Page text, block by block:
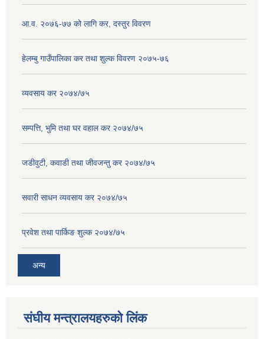
आ.व. २०७६-७७ को लागि कर, दस्तुर विवरण
हेलम्बु गाउँपालिका कर तथा शुल्क विवरण २०७५-७६
व्यवसाय कर २०७४/७५
सम्पत्ति, भुमि तथा घर वहाल कर २०७४/७५
जडीवुटी, कवाडी तथा जीवजन्तु कर २०७४/७५
सवारी साधन व्यवसाय कर २०७४/७५
प्रवेश तथा पार्किङ शुल्क २०७४/७५
अन्य
संघीय मन्त्रालयहरुको लिंक